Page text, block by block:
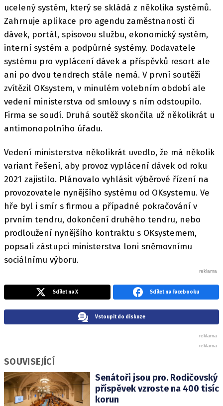
ucelený systém, který se skládá z několika systémů.
Zahrnuje aplikace pro agendu zaměstnanosti či
dávek, portál, spisovou službu, ekonomický systém,
interní systém a podpůrné systémy. Dodavatele
systému pro vyplácení dávek a příspěvků resort ale
ani po dvou tendrech stále nemá. V první soutěži
zvítězil OKsystem, v minulém volebním období ale
vedení ministerstva od smlouvy s ním odstoupilo.
Firma se soudí. Druhá soutěž skončila už několikrát u
antimonopolního úřadu.
Vedení ministerstva několikrát uvedlo, že má několik
variant řešení, aby provoz vyplácení dávek od roku
2021 zajistilo. Plánovalo vyhlásit výběrové řízení na
provozovatele nynějšího systému od OKsystemu. Ve
hře byl i smír s firmou a případné pokračování v
prvním tendru, dokončení druhého tendru, nebo
prodloužení nynějšího kontraktu s OKsystemem,
popsali zástupci ministerstva loni sněmovnímu
sociálnímu výboru.
Sdílet na X Sdílet na Facebooku
Vstoupit do diskuze
SOUVISEJÍCÍ
Senátoři jsou pro. Rodičovský
příspěvek vzroste na 400 tisíc
korun